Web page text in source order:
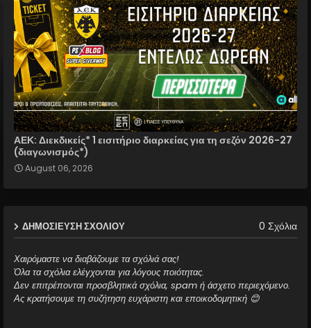
ΑΕΚ: Διεκδικείς* 1 εισιτήριο διαρκείας για τη σεζόν 2026-27
(διαγωνισμός*)
August 06, 2026
ΔΗΜΟΣΊΕΥΣΗ ΣΧΟΛΊΟΥ 0 Σχόλια
Χαιρόμαστε να διαβάζουμε τα σχόλιά σας!
Όλα τα σχόλια ελέγχονται για λόγους ποιότητας.
Δεν επιτρέπονται προσβλητικά σχόλια, spam ή άσχετο περιεχόμενο.
Ας κρατήσουμε τη συζήτηση ευχάριστη και εποικοδομητική 😊